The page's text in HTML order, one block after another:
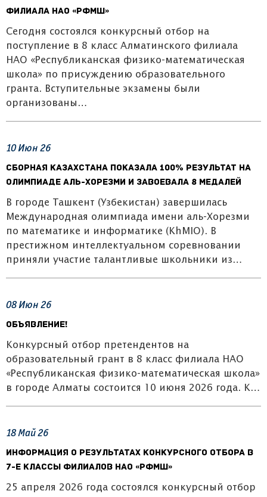
филиала НАО «РФМШ»
Сегодня состоялся конкурсный отбор на
поступление в 8 класс Алматинского филиала
НАО «Республиканская физико-математическая
школа» по присуждению образовательного
гранта. Вступительные экзамены были
организованы…
10Июн 26
Сборная Казахстана показала 100% результат на
олимпиаде аль-Хорезми и завоевала 8 медалей
В городе Ташкент (Узбекистан) завершилась
Международная олимпиада имени аль-Хорезми
по математике и информатике (KhMIO). В
престижном интеллектуальном соревновании
приняли участие талантливые школьники из…
08Июн 26
ОБЪЯВЛЕНИЕ!
Конкурсный отбор претендентов на
образовательный грант в 8 класс филиала НАО
«Республиканская физико-математическая школа»
в городе Алматы состоится 10 июня 2026 года. К…
18Май26
Информация о результатах конкурсного отбора в
7-е классы филиалов НАО «РФМШ»
25 апреля 2026 года состоялся конкурсный отбор